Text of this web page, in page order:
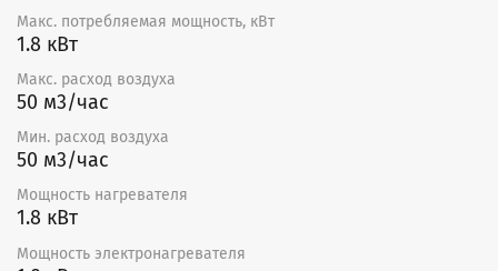
Макс. потребляемая мощность, кВт
1.8 кВт
Макс. расход воздуха
50 м3/час
Мин. расход воздуха
50 м3/час
Мощность нагревателя
1.8 кВт
Мощность электронагревателя